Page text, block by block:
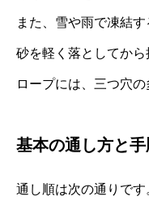
また、雪や雨で凍結
砂を軽く落としてか
ロープには、三つ穴
基本の通し方と手
通し順は次の通りです